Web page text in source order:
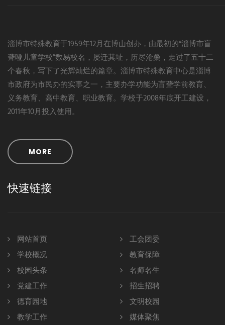
淄博市特殊教育于1959年12月在博山创办，由最初的“淄博市盲
聋哑儿童学校”数易校名，屡迁其址，历尽沧桑，走过了五十二
个春秋，写下了光辉灿烂的篇章。淄博市特殊教育中心是淄博
市政府为市民办的实事之一，主要办学功能为盲聋学前教育、
义务教育、高中教育、职业教育。学校于2008年底开工建设，
2011年10月投入使用。
MORE
快速链接
网站首页
学校概况
校园头条
党建工作
德育园地
教学工作
工会团委
教育保障
名师名生
招生招聘
文明校园
媒体聚焦